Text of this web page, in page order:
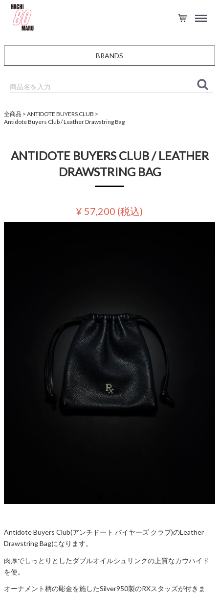
BRANDS
全商品
ANTIDOTE BUYERS CLUB
Antidote Buyers Club / Leather Drawstring Bag
ANTIDOTE BUYERS CLUB / LEATHER
DRAWSTRING BAG
¥ 57,200 (税込)
Antidote Buyers Club(アンチドート バイヤーズ クラブ)のLeather
Drawstring Bagになります。
肉厚でしっとりとしたダブルオイルシュリンクの上質なカウハイド
を使。
オーナメント柄の彫金を施したSilver950製のRXスタッズが付きま